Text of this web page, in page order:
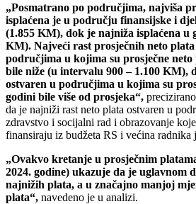
„Posmatrano po područjima, najviša
isplaćena je u području finansijske i
(1.855 KM), dok je najniža isplaćena u
KM). Najveći rast prosječnih neto
područjima u kojima su prosječne neto
bile niže (u intervalu 900 – 1.100 KM),
ostvaren u područjima u kojima su
godini bile više od prosjeka“,
da je najniži rast neto plata ostvaren u
zdravstvo i socijalni rad i obrazovanje
finansiraju iz budžeta RS i većina
„Ovakvo kretanje u prosječnim
2024. godine) ukazuje da je uglavnom
najnižih plata, a u značajno manjoj
plata“, navedeno je u analizi.